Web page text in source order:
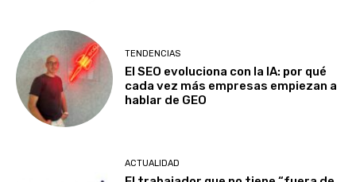
TENDENCIAS
El SEO evoluciona con la IA: por qué
cada vez más empresas empiezan a
hablar de GEO
ACTUALIDAD